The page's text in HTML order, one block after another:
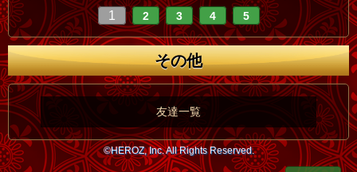
1 2 3 4 5
その他
友達一覧
©HEROZ, Inc. All Rights Reserved.